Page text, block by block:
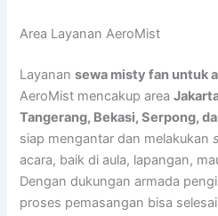
Area Layanan AeroMist
Layanansewa misty fan untuk
AeroMist mencakup area
Tangerang, Bekasi, Serpong,
siap mengantar dan melakukan
acara, baik di aula, lapangan,
Dengan dukungan armada
proses pemasangan bisa